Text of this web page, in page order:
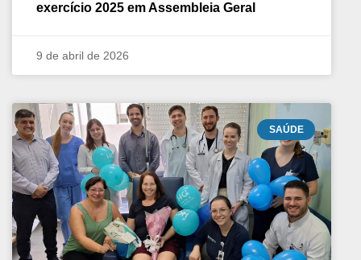
exercício 2025 em Assembleia Geral
9 de abril de 2026
SAÚDE